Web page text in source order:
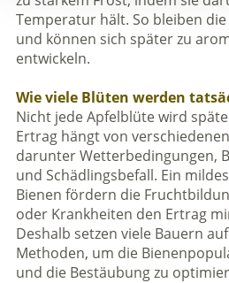
Temperatur hält. So bleiben
und können sich später zu
entwickeln.
Wie viele Blüten werden
Nicht jede Apfelblüte wird
Ertrag hängt von
darunter Wetterbedingungen,
und Schädlingsbefall. Ein
Bienen fördern die
oder Krankheiten den Ertrag
Deshalb setzen viele Bauern
Methoden, um die
und die Bestäubung zu